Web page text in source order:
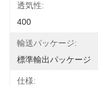
透気性:
400
輸送パッケージ:
標準輸出パッケージ
仕様: